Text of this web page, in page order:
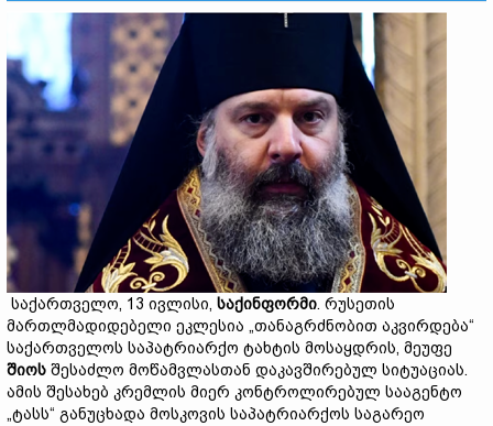
საქართველო, 13 ივლისი, საქინფორმი. რუსეთის
მართლმადიდებელი ეკლესია „თანაგრძნობით აკვირდება“
საქართველოს საპატრიარქო ტახტის მოსაყდრის, მეუფე
შიოს შესაძლო მოწამვლასთან დაკავშირებულ სიტუაციას.
ამის შესახებ კრემლის მიერ კონტროლირებულ სააგენტო
„ტასს“ განუცხადა მოსკოვის საპატრიარქოს საგარეო